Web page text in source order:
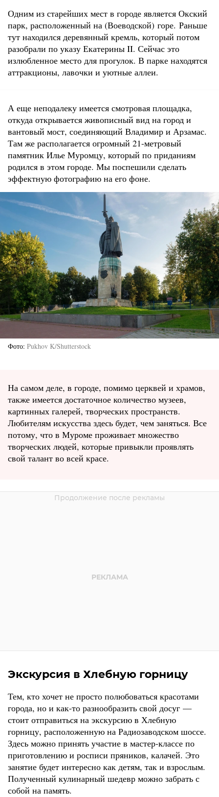
Одним из старейших мест в городе является Окский
парк, расположенный на (Воеводской) горе. Раньше
тут находился деревянный кремль, который потом
разобрали по указу Екатерины II. Сейчас это
излюбленное место для прогулок. В парке находятся
аттракционы, лавочки и уютные аллеи.
А еще неподалеку имеется смотровая площадка,
откуда открывается живописный вид на город и
вантовый мост, соединяющий Владимир и Арзамас.
Там же располагается огромный 21-метровый
памятник Илье Муромцу, который по приданиям
родился в этом городе. Мы поспешили сделать
эффектную фотографию на его фоне.
Фото Pukhov K/Shutterstock
На самом деле, в городе, помимо церквей и храмов,
также имеется достаточное количество музеев,
картинных галерей, творческих пространств.
Любителям искусства здесь будет, чем заняться. Все
потому, что в Муроме проживает множество
творческих людей, которые привыкли проявлять
свой талант во всей красе.
Экскурсия в Хлебную горницу
Тем, кто хочет не просто полюбоваться красотами
города, но и как-то разнообразить свой досуг —
стоит отправиться на экскурсию в Хлебную
горницу, расположенную на Радиозаводском шоссе.
Здесь можно принять участие в мастер-классе по
приготовлению и росписи пряников, калачей. Это
занятие будет интересно как детям, так и взрослым.
Полученный кулинарный шедевр можно забрать с
собой на память.